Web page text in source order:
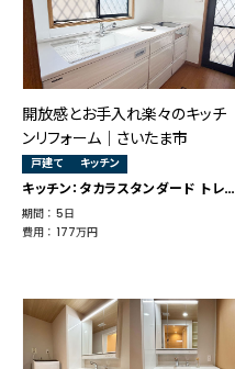
開放感とお手入れ楽々のキッチ
ンリフォーム｜さいたま市
戸建て キッチン
キッチン：タカラスタンダード トレーシア
期間 ： 5日
費用 ： 177万円